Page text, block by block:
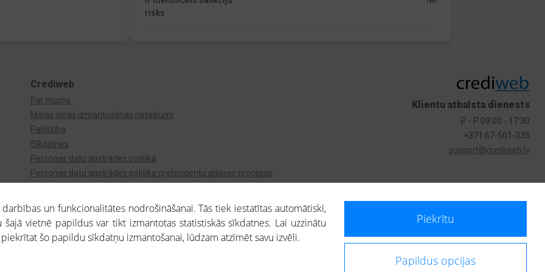
risks
Crediweb
Par mums
Mājas lapas izmantošanas noteikumi
Palīdzība
Sīkdatnes
Personas datu apstrādes politika
Personas datu apstrādes politika pretendentu atlases procesos
Klientu atbalsta dienests
P - P 09:00 - 17:30
+371 67-501-335
support@crediweb.lv
ietvaros saņemtajai informācijai ir uzziņas raksturs, un tai nav juridiska spēka. Portāla lietotājs, izmantojot portālā saņemto informāciju, ir atbildīgs par fizisko
un funkcionalitātes nodrošināšanai. Tās tiek iestatītas automātiski,
vietnē papildus var tikt izmantotas statistiskās sīkdatnes. Lai uzzinātu
piekrītat šo papildu sīkdatņu izmantošanai, lūdzam atzīmēt savu izvēli.
Piekrītu
Papildus opcijas